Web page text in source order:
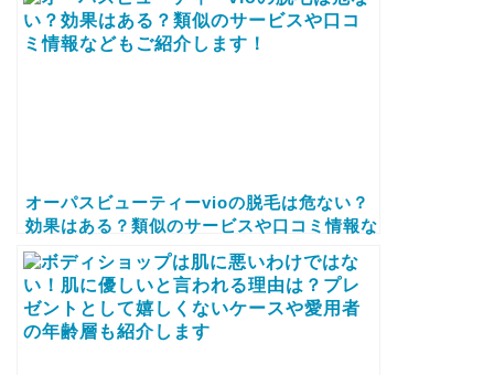
オーパスビューティーvioの脱毛は危ない？
効果はある？類似のサービスや口コミ情報な
どもご紹介します！